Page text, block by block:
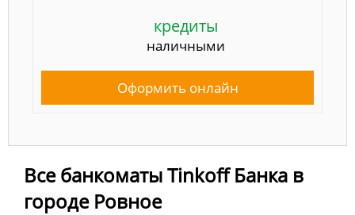
кредиты
наличными
Оформить онлайн
Все банкоматы Tinkoff Банка в
городе Ровное